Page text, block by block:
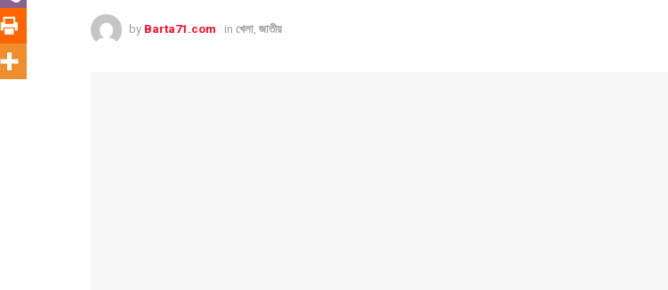
by Barta71.com in খেলা জাতীয়